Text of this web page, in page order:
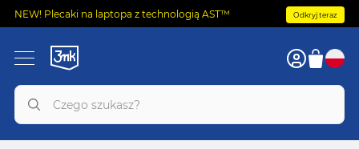
NEW! Plecaki na laptopa z technologią AST™ Odkryj teraz